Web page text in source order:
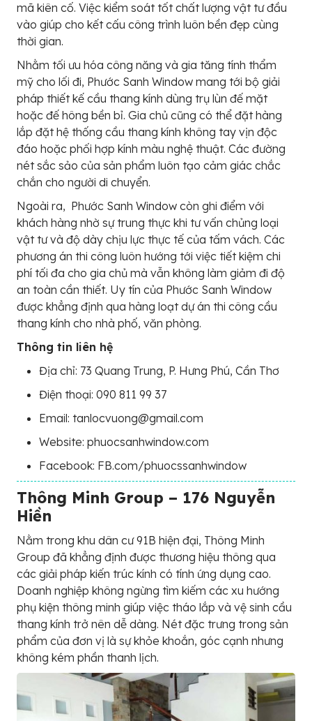
mã kiên cố. Việc kiểm soát tốt chất lượng vật tư đầu
vào giúp cho kết cấu công trình luôn bền đẹp cùng
thời gian.
Nhằm tối ưu hóa công năng và gia tăng tính thẩm
mỹ cho lối đi, Phước Sanh Window mang tới bộ giải
pháp thiết kế cầu thang kính dùng trụ lùn đế mặt
hoặc đế hông bền bỉ. Gia chủ cũng có thể đặt hàng
lắp đặt hệ thống cầu thang kính không tay vịn độc
đáo hoặc phối hợp kính màu nghệ thuật. Các đường
nét sắc sảo của sản phẩm luôn tạo cảm giác chắc
chắn cho người di chuyển.
Ngoài ra, Phước Sanh Window còn ghi điểm với
khách hàng nhờ sự trung thực khi tư vấn chủng loại
vật tư và độ dày chịu lực thực tế của tấm vách. Các
phương án thi công luôn hướng tới việc tiết kiệm chi
phí tối đa cho gia chủ mà vẫn không làm giảm đi độ
an toàn cần thiết. Uy tín của Phước Sanh Window
được khẳng định qua hàng loạt dự án thi công cầu
thang kính cho nhà phố, văn phòng.
Thông tin liên hệ
Địa chỉ: 73 Quang Trung, P. Hưng Phú, Cần Thơ
Điện thoại: 090 811 99 37
Email: tanlocvuong@gmail.com
Website: phuocsanhwindow.com
Facebook: FB.com/phuocssanhwindow
Thông Minh Group – 176 Nguyễn
Hiền
Nằm trong khu dân cư 91B hiện đại, Thông Minh
Group đã khẳng định được thương hiệu thông qua
các giải pháp kiến trúc kính có tính ứng dụng cao.
Doanh nghiệp không ngừng tìm kiếm các xu hướng
phụ kiện thông minh giúp việc tháo lắp và vệ sinh cầu
thang kính trở nên dễ dàng. Nét đặc trưng trong sản
phẩm của đơn vị là sự khỏe khoắn, góc cạnh nhưng
không kém phần thanh lịch.